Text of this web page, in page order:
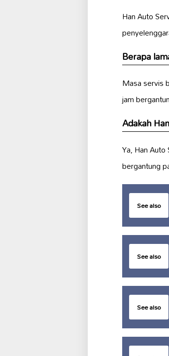
Han Auto
Berapa
Masa servis
jam
Adakah
Ya, Han
bergantung
See also
See also
See also